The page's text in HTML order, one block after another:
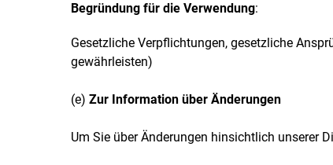
Begründung für die Verwendung:
Gesetzliche Verpflichtungen, gesetzliche
gewährleisten)
(e) Zur Information über Änderungen
Um Sie über Änderungen hinsichtlich unserer